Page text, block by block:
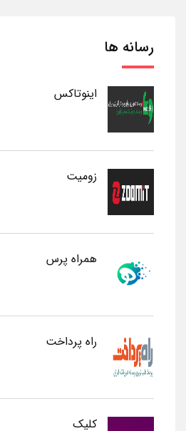
رسانه ها
اینوتاکس
زومیت
همراه پرس
راه پرداخت
کلیک